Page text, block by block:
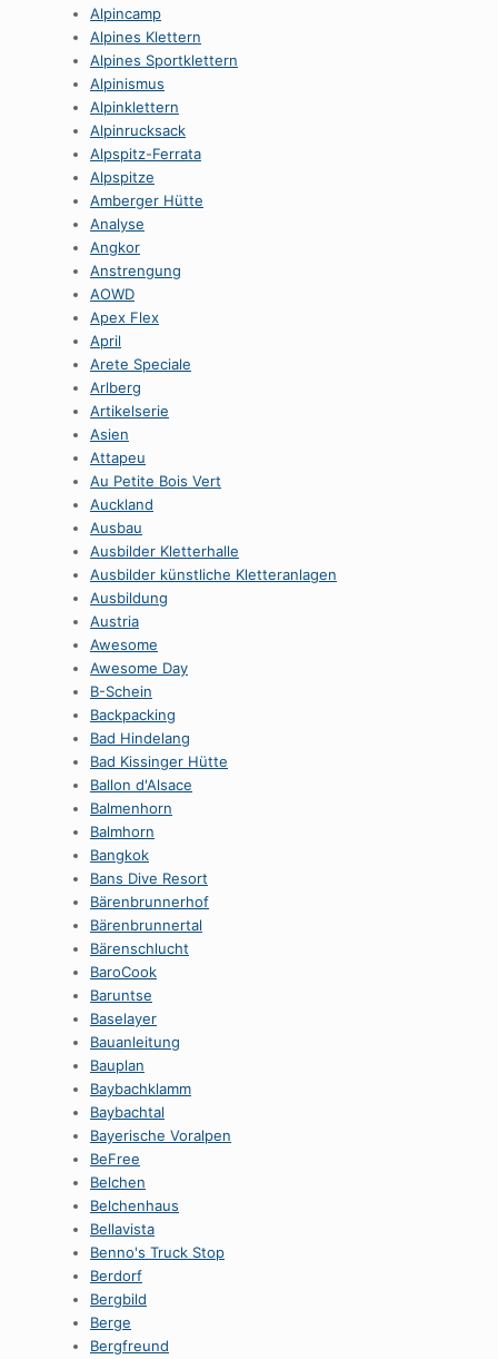
Alpincamp
Alpines Klettern
Alpines Sportklettern
Alpinismus
Alpinklettern
Alpinrucksack
Alpspitz-Ferrata
Alpspitze
Amberger Hütte
Analyse
Angkor
Anstrengung
AOWD
Apex Flex
April
Arete Speciale
Arlberg
Artikelserie
Asien
Attapeu
Au Petite Bois Vert
Auckland
Ausbau
Ausbilder Kletterhalle
Ausbilder künstliche Kletteranlagen
Ausbildung
Austria
Awesome
Awesome Day
B-Schein
Backpacking
Bad Hindelang
Bad Kissinger Hütte
Ballon d'Alsace
Balmenhorn
Balmhorn
Bangkok
Bans Dive Resort
Bärenbrunnerhof
Bärenbrunnertal
Bärenschlucht
BaroCook
Baruntse
Baselayer
Bauanleitung
Bauplan
Baybachklamm
Baybachtal
Bayerische Voralpen
BeFree
Belchen
Belchenhaus
Bellavista
Benno's Truck Stop
Berdorf
Bergbild
Berge
Bergfreund